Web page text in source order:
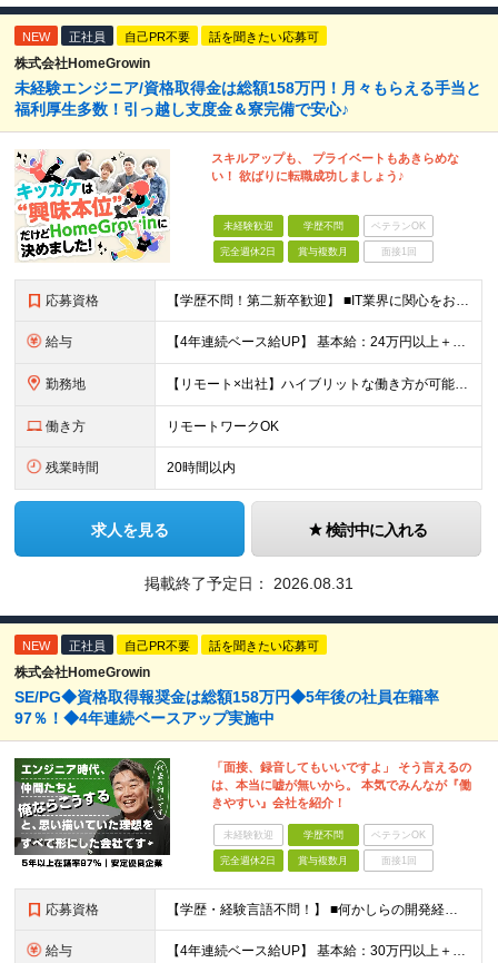
NEW 正社員 自己PR不要 話を聞きたい応募可
株式会社HomeGrowin
未経験エンジニア/資格取得金は総額158万円！月々もらえる手当と
福利厚生多数！引っ越し支度金＆寮完備で安心♪
スキルアップも、 プライベートもあきらめな
い！ 欲ばりに転職成功しましょう♪
未経験歓迎 学歴不問 ベテランOK
完全週休2日 賞与複数月 面接1回
応募資格 【学歴不問！第二新卒歓迎】 ■IT業界に関心をお持ちの方 【IT業界未経験者の方へ】 ITエンジニアという仕事は、パソコンの前でずっとにらめっこを しているイメージがありますが、意外とそうではないん
給与 【4年連続ベース給UP】 基本給：24万円以上＋残業代(全額)＋各種手当 ※みなし残業なし ※基本給は経験や前職の給与を十分に考慮します ※交通費別途支給 ※6ヶ月間の試用期間があります（給与・待遇は
勤務地 【リモート×出社】ハイブリットな働き方が可能！ 東京、神奈川のプロジェクト先 ■本社 神奈川県横浜市神奈川区栄町3-12 パシフィックマークス横浜イースト6F ■事業所(東京都最寄駅のみ記載) サ
働き方 リモートワークOK
残業時間 20時間以内
求人を見る 検討中に入れる
掲載終了予定日： 2026.08.31
NEW 正社員 自己PR不要 話を聞きたい応募可
株式会社HomeGrowin
SE/PG◆資格取得報奨金は総額158万円◆5年後の社員在籍率
97％！◆4年連続ベースアップ実施中
「面接、録音してもいいですよ」 そう言えるの
は、本当に嘘が無いから。 本気でみんなが『働
きやすい』会社を紹介！
未経験歓迎 学歴不問 ベテランOK
完全週休2日 賞与複数月 面接1回
応募資格 【学歴・経験言語不問！】 ■何かしらの開発経験をお持ちの方 ■SESにおいて自走してプロジェクトに参画したご経験をお持ちの方 ≪当求人では当社評価基準【J2】相当のご経験者様を募集しています≫ 当社
給与 【4年連続ベース給UP】 基本給：30万円以上＋残業代(全額)＋各種手当 ※みなし残業なし ※基本給は経験や前職の給与を十分に考慮します ※交通費別途支給 ※6ヶ月間の試用期間があります（給与・待遇は